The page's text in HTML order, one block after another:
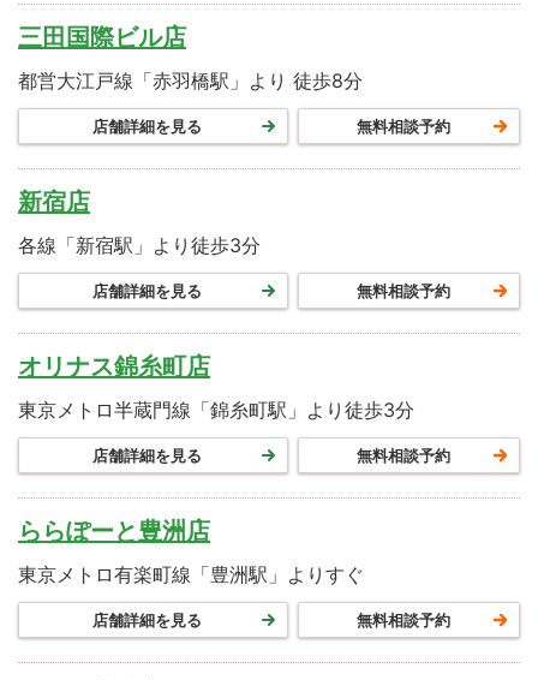
三田国際ビル店
都営大江戸線「赤羽橋駅」より 徒歩8分
店舗詳細を見る 無料相談予約
新宿店
各線「新宿駅」より徒歩3分
店舗詳細を見る 無料相談予約
オリナス錦糸町店
東京メトロ半蔵門線「錦糸町駅」より徒歩3分
店舗詳細を見る 無料相談予約
ららぽーと豊洲店
東京メトロ有楽町線「豊洲駅」よりすぐ
店舗詳細を見る 無料相談予約